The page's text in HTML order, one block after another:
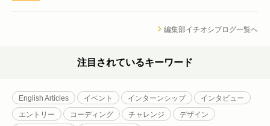
編集部イチオシブログ一覧へ
注目されているキーワード
English Articles イベント インターンシップ
インタビュー
エントリー
コーディング チャレンジ
デザイン